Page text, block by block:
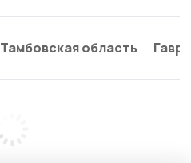
Тамбовская область